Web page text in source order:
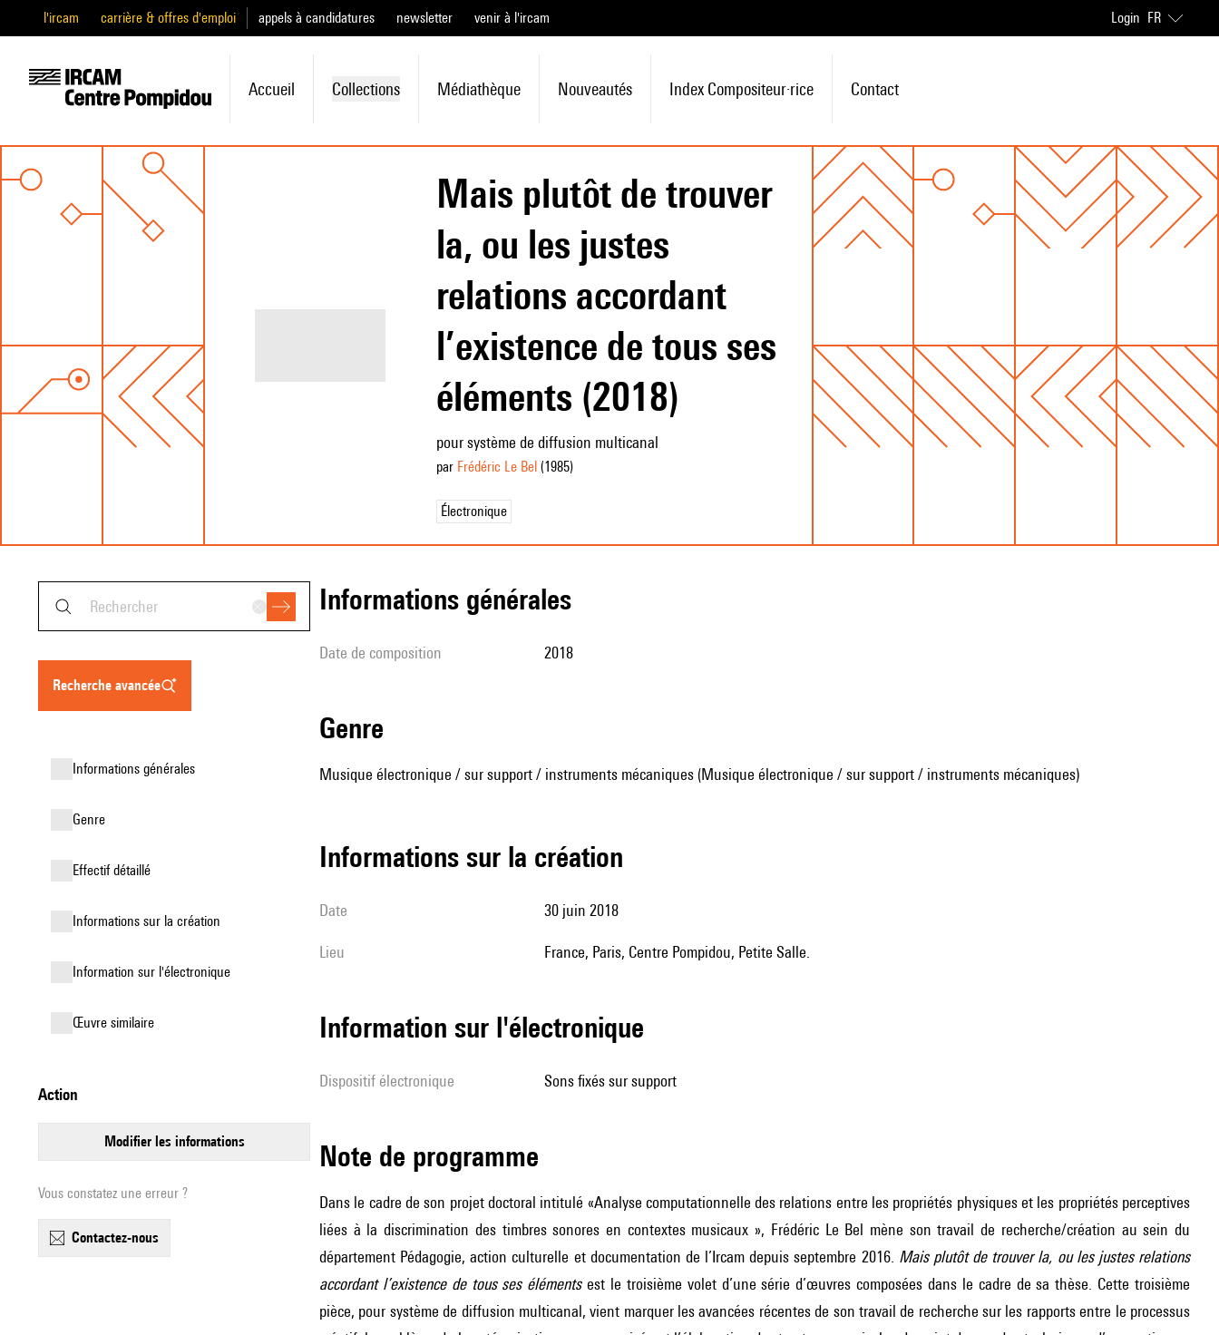
l'ircam carrière & offres d'emploi appels à candidatures newsletter venir à l'ircam Login FR
Accueil Collections Médiathèque Nouveautés Index Compositeur·rice Contact
Mais plutôt de trouver
la, ou les justes
relations accordant
l’existence de tous ses
éléments (2018)
pour système de diffusion multicanal
par Frédéric Le Bel(1985)
Électronique
recherche avancée
informations générales
genre
effectif détaillé
informations sur la création
Information sur l'électronique
œuvre similaire
action
modifier les informations
Vous constatez une erreur ?
contactez-nous
informations générales
date de composition 2018
genre
Musique électronique / sur support / instruments mécaniques (Musique électronique / sur support / instruments mécaniques)
informations sur la création
date 30 juin 2018
lieu France, Paris, Centre Pompidou, Petite Salle.
Information sur l'électronique
Dispositif électronique sons fixés sur support
Note de programme
Dans le cadre de son projet doctoral intitulé «Analyse computationnelle des relations entre les propriétés physiques et les propriétés perceptives
liées à la discrimination des timbres sonores en contextes musicaux », Frédéric Le Bel mène son travail de recherche/création au sein du
département Pédagogie, action culturelle et documentation de l’Ircam depuis septembre 2016. Mais plutôt de trouver la, ou les justes relations
accordant l’existence de tous ses élémentsest le troisième volet d’une série d’œuvres composées dans le cadre de sa thèse. Cette troisième
pièce, pour système de diffusion multicanal, vient marquer les avancées récentes de son travail de recherche sur les rapports entre le processus